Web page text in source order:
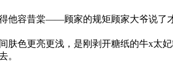
他容昔棠——顾家的规矩顾家大爷说了
色更亮更浅，是刚剥开糖纸的牛x太
。